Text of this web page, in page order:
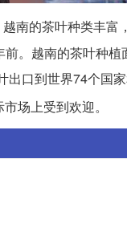
南的茶叶种类丰
。越南的茶叶种
口到世界74个国
场上受到欢迎。